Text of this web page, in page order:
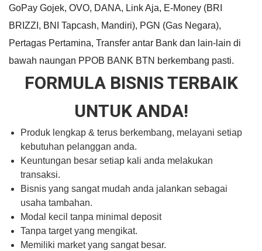
GoPay Gojek, OVO, DANA, Link Aja, E-Money (BRI
BRIZZI, BNI Tapcash, Mandiri), PGN (Gas Negara),
Pertagas Pertamina, Transfer antar Bank dan lain-lain di
bawah naungan PPOB BANK BTN berkembang pasti.
FORMULA BISNIS TERBAIK
UNTUK ANDA!
Produk lengkap & terus berkembang, melayani setiap
kebutuhan pelanggan anda.
Keuntungan besar setiap kali anda melakukan
transaksi.
Bisnis yang sangat mudah anda jalankan sebagai
usaha tambahan.
Modal kecil tanpa minimal deposit
Tanpa target yang mengikat.
Memiliki market yang sangat besar.